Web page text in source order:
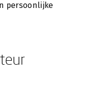
persoonlijke